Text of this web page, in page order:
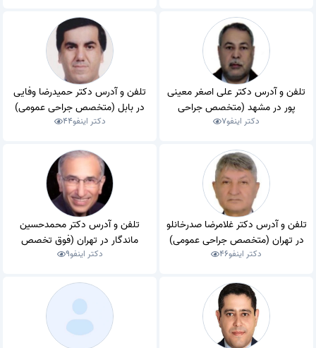
تلفن و آدرس دکتر علی اصغر معینی
پور در مشهد (متخصص جراحی
عمومی)
دکتر اینفو7
تلفن و آدرس دکتر حمیدرضا وفایی
در بابل (متخصص جراحی عمومی)
دکتر اینفو44
تلفن و آدرس دکتر غلامرضا صدرخانلو
در تهران (متخصص جراحی عمومی)
دکتر اینفو46
تلفن و آدرس دکتر محمدحسین
ماندگار در تهران (فوق تخصص
جراحی قلب و عروق)
دکتر اینفو9